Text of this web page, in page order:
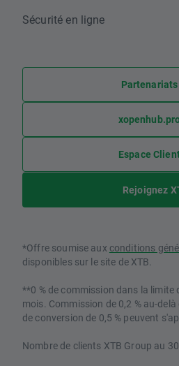
Sécurité en ligne
Partenariats
Espace
Rejoignez
*Offre soumise aux conditions
disponibles sur le site de XTB.
**0 % de commission dans la
mois. Commission de 0,2 % au-
de conversion de 0,5 % peuvent
Nombre de clients XTB Group au